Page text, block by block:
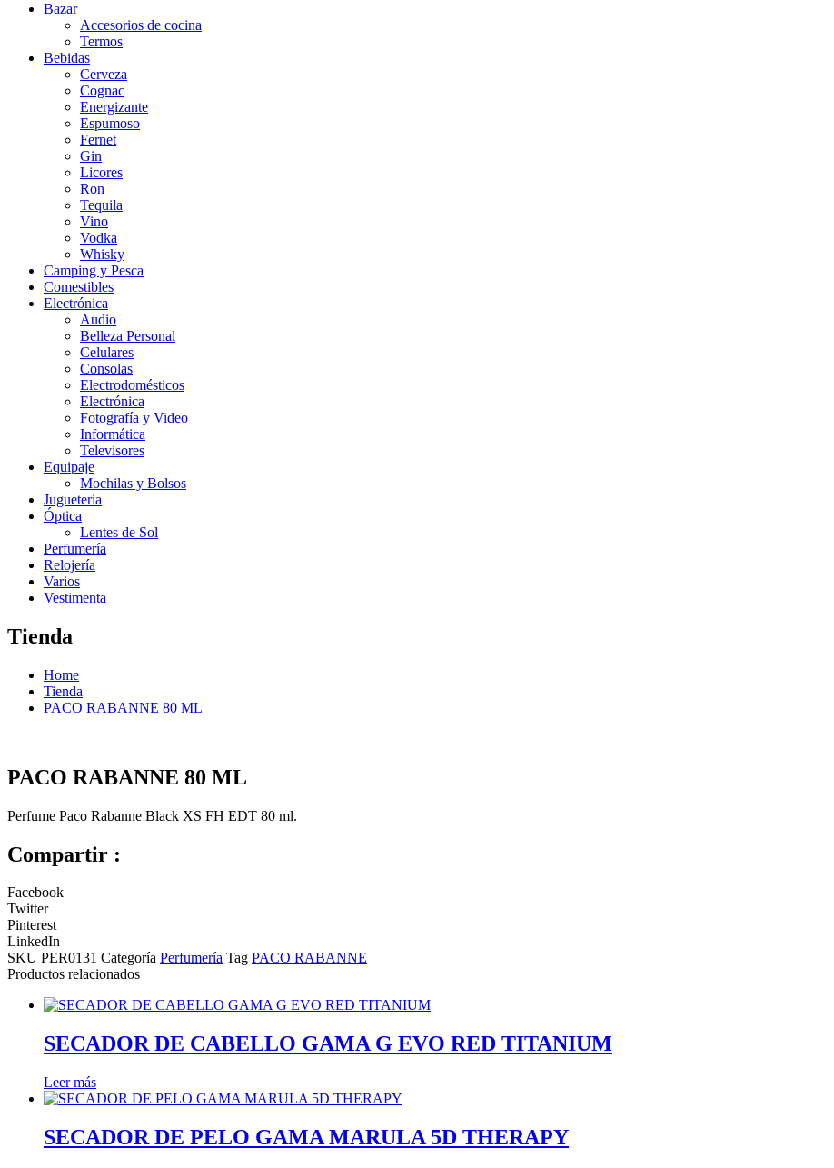
Bazar
Accesorios de cocina
Termos
Bebidas
Cerveza
Cognac
Energizante
Espumoso
Fernet
Gin
Licores
Ron
Tequila
Vino
Vodka
Whisky
Camping y Pesca
Comestibles
Electrónica
Audio
Belleza Personal
Celulares
Consolas
Electrodomésticos
Electrónica
Fotografía y Video
Informática
Televisores
Equipaje
Mochilas y Bolsos
Jugueteria
Óptica
Lentes de Sol
Perfumería
Relojería
Varios
Vestimenta
Tienda
Home
Tienda
PACO RABANNE 80 ML
PACO RABANNE 80 ML
Perfume Paco Rabanne Black XS FH EDT 80 ml.
Compartir :
Facebook
Twitter
Pinterest
LinkedIn
SKU PER0131 Categoría Perfumería Tag PACO RABANNE
Productos relacionados
SECADOR DE CABELLO GAMA G EVO RED TITANIUM
Leer más
SECADOR DE PELO GAMA MARULA 5D THERAPY